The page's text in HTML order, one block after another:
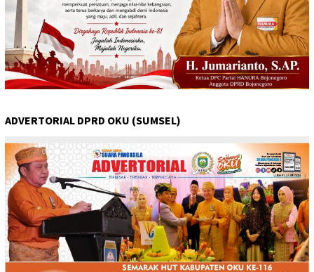
ADVERTORIAL DPRD OKU (SUMSEL)